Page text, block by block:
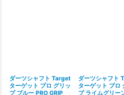
ダーツシャフト Target
ターゲット プロ グリッ
プ ブルー PRO GRIP
ダーツシャフト
ターゲット プロ
プ ライムグリー